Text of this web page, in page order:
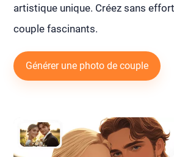
artistique unique. Créez sans
couple fascinants.
Générer une photo de couple